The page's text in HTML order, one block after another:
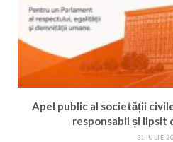
Apel public al societății
responsabil și lipsit
31 IULIE